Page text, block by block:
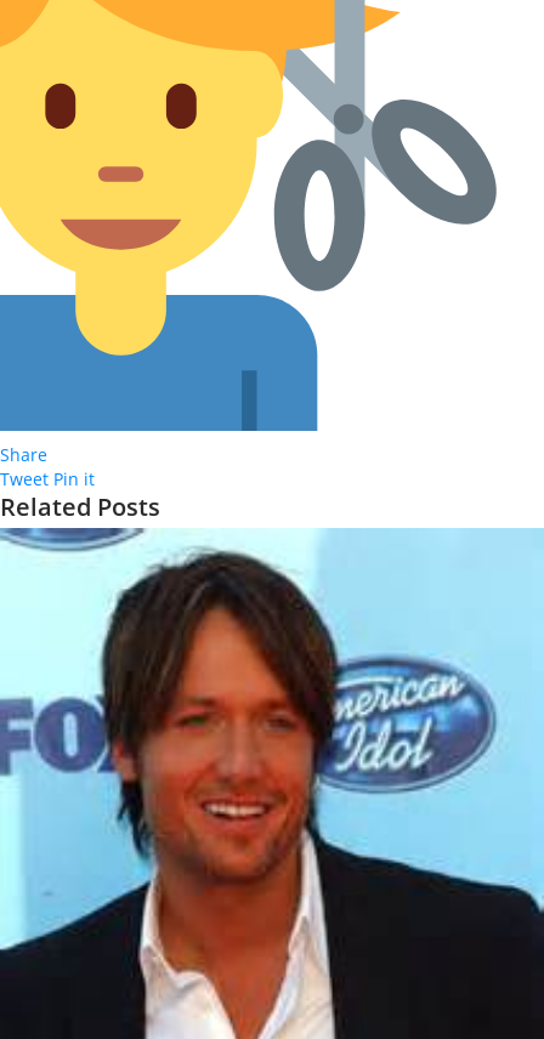
Share
Tweet Pin it
Related Posts